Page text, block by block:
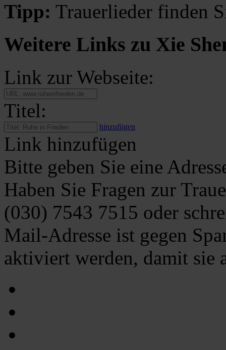
Tipp: Trauerlieder finden
Weitere Links zu Xie
Link zur Webseite:
Titel:
hinzufügen
Link hinzufügen
Bitte geben Sie eine
Haben Sie Fragen zur
(030) 7543 7515 oder
Mail-Adresse ist gegen
aktiviert werden, damit sie